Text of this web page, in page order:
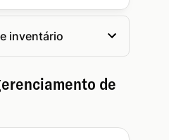
inventário
de